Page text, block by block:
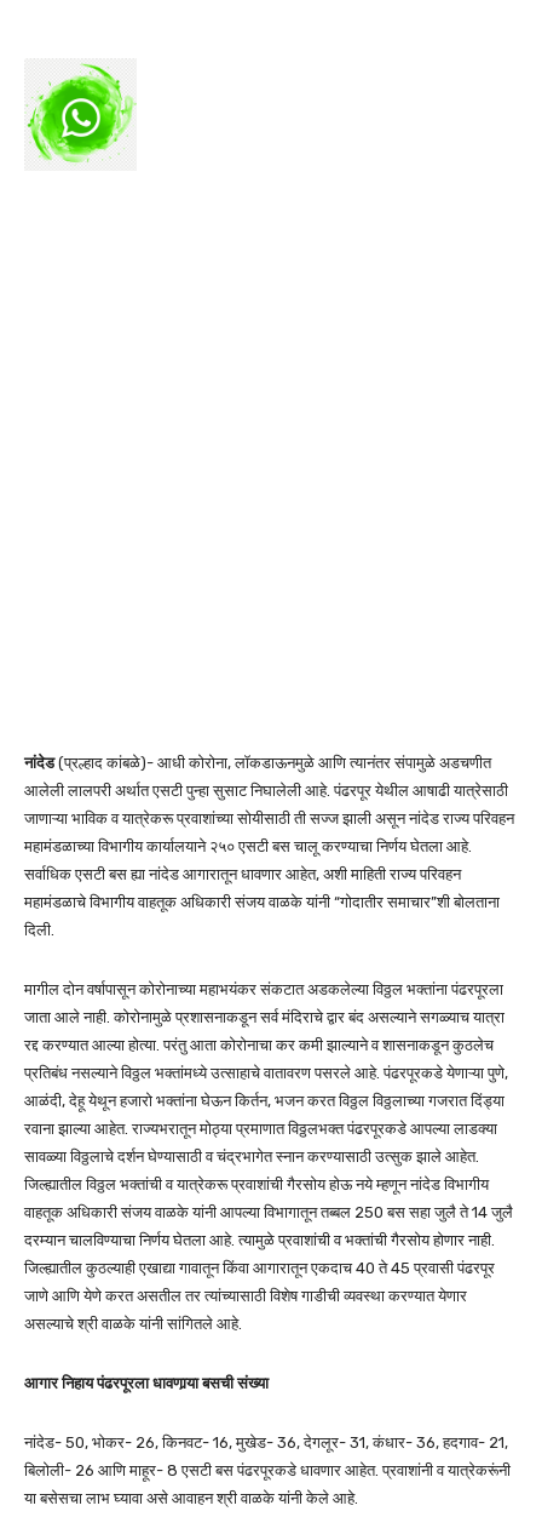
नांदेड(प्रल्हाद कांबळे)- आधी कोरोना, लॉकडाऊनमुळे आणि त्यानंतर संपामुळे अडचणीत
आलेली लालपरी अर्थात एसटी पुन्हा सुसाट निघालेली आहे. पंढरपूर येथील आषाढी यात्रेसाठी
जाणाऱ्या भाविक व यात्रेकरू प्रवाशांच्या सोयीसाठी ती सज्ज झाली असून नांदेड राज्य परिवहन
महामंडळाच्या विभागीय कार्यालयाने २५० एसटी बस चालू करण्याचा निर्णय घेतला आहे.
सर्वाधिक एसटी बस ह्या नांदेड आगारातून धावणार आहेत, अशी माहिती राज्य परिवहन
महामंडळाचे विभागीय वाहतूक अधिकारी संजय वाळके यांनी “गोदातीर समाचार”शी बोलताना
दिली.
मागील दोन वर्षापासून कोरोनाच्या महाभयंकर संकटात अडकलेल्या विठ्ठल भक्तांना पंढरपूरला
जाता आले नाही. कोरोनामुळे प्रशासनाकडून सर्व मंदिराचे द्वार बंद असल्याने सगळ्याच यात्रा
रद्द करण्यात आल्या होत्या. परंतु आता कोरोनाचा कर कमी झाल्याने व शासनाकडून कुठलेच
प्रतिबंध नसल्याने विठ्ठल भक्तांमध्ये उत्साहाचे वातावरण पसरले आहे. पंढरपूरकडे येणाऱ्या पुणे,
आळंदी, देहू येथून हजारो भक्तांना घेऊन किर्तन, भजन करत विठ्ठल विठ्ठलाच्या गजरात दिंड्या
रवाना झाल्या आहेत. राज्यभरातून मोठ्या प्रमाणात विठ्ठलभक्त पंढरपूरकडे आपल्या लाडक्या
सावळ्या विठ्ठलाचे दर्शन घेण्यासाठी व चंद्रभागेत स्नान करण्यासाठी उत्सुक झाले आहेत.
जिल्ह्यातील विठ्ठल भक्तांची व यात्रेकरू प्रवाशांची गैरसोय होऊ नये म्हणून नांदेड विभागीय
वाहतूक अधिकारी संजय वाळके यांनी आपल्या विभागातून तब्बल 250 बस सहा जुलै ते 14 जुलै
दरम्यान चालविण्याचा निर्णय घेतला आहे. त्यामुळे प्रवाशांची व भक्तांची गैरसोय होणार नाही.
जिल्ह्यातील कुठल्याही एखाद्या गावातून किंवा आगारातून एकदाच 40 ते 45 प्रवासी पंढरपूर
जाणे आणि येणे करत असतील तर त्यांच्यासाठी विशेष गाडीची व्यवस्था करण्यात येणार
असल्याचे श्री वाळके यांनी सांगितले आहे.
आगार निहाय पंढरपूरला धावणार्‍या बसची संख्या
नांदेड- 50, भोकर- 26, किनवट- 16, मुखेड- 36, देगलूर- 31, कंधार- 36, हदगाव- 21,
बिलोली- 26 आणि माहूर- 8 एसटी बस पंढरपूरकडे धावणार आहेत. प्रवाशांनी व यात्रेकरूंनी
या बसेसचा लाभ घ्यावा असे आवाहन श्री वाळके यांनी केले आहे.